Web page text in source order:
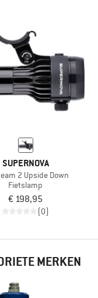
SUPERNOVA
2 Upside Down
Fietslamp
€ 198,95
(0)
MERKEN